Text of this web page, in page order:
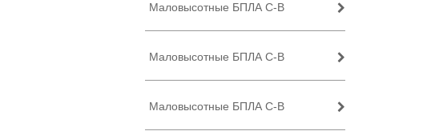
Маловысотные БПЛА C-B
Маловысотные БПЛА C-B
Маловысотные БПЛА C-B